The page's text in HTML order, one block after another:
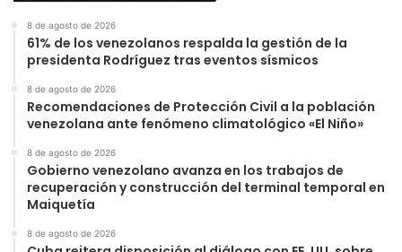
8 de agosto de 2026
61% de los venezolanos respalda la gestión de la
presidenta Rodríguez tras eventos sísmicos
8 de agosto de 2026
Recomendaciones de Protección Civil a la población
venezolana ante fenómeno climatológico «El Niño»
8 de agosto de 2026
Gobierno venezolano avanza en los trabajos de
recuperación y construcción del terminal temporal en
Maiquetía
8 de agosto de 2026